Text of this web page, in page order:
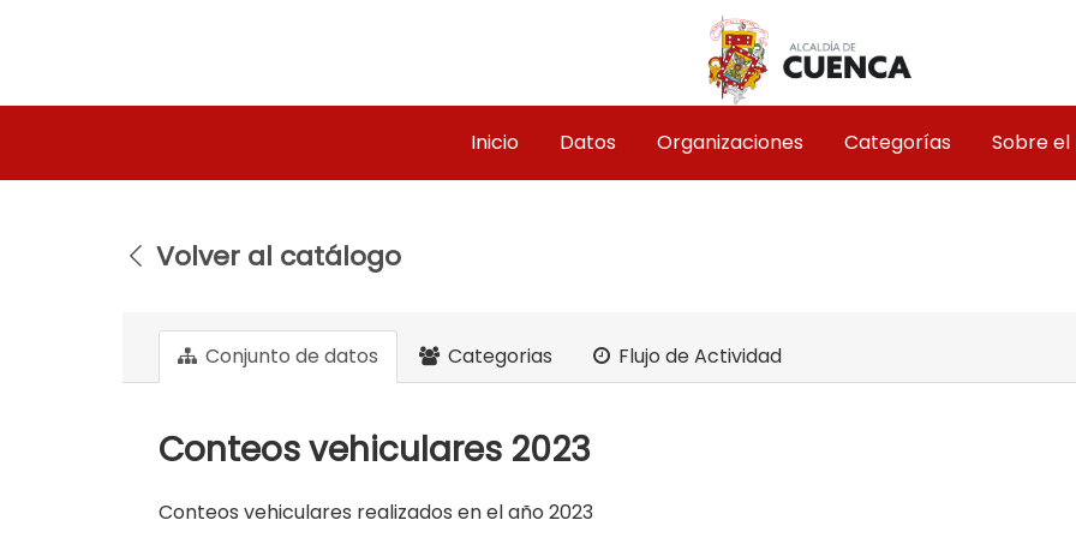
Inicio Datos Organizaciones Categorías Sobre
Volver al catálogo
Conjunto de datos Categorias Flujo de Actividad
Conteos vehiculares 2023
Conteos vehiculares realizados en el año 2023